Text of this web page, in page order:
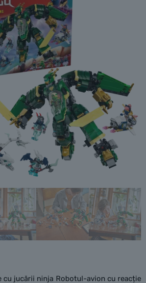
cu jucării ninja Robotul-avion cu reacție